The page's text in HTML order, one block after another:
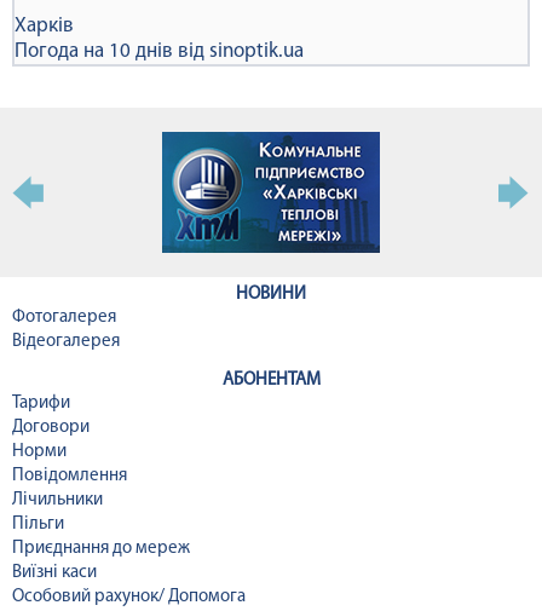
Харків
Погода на 10 днів від sinoptik.ua
НОВИНИ
Фотогалерея
Відеогалерея
АБОНЕНТАМ
Тарифи
Договори
Норми
Повідомлення
Лічильники
Пільги
Приєднання до мереж
Виїзні каси
Особовий рахунок/ Допомога